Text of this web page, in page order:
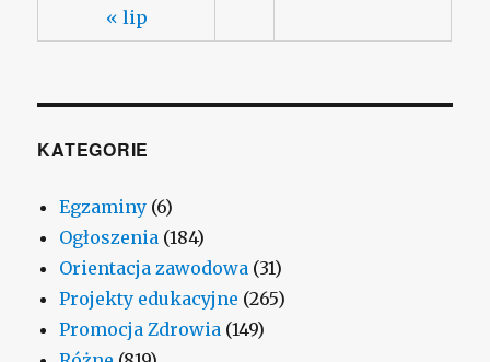
« lip
KATEGORIE
Egzaminy (6)
Ogłoszenia (184)
Orientacja zawodowa (31)
Projekty edukacyjne (265)
Promocja Zdrowia (149)